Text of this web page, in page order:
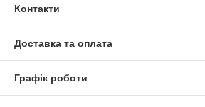
Контакти
Доставка та оплата
Графік роботи